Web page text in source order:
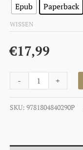
Epub
Paperback
WISSEN
€17,99
- +
SKU: 9781804840290P